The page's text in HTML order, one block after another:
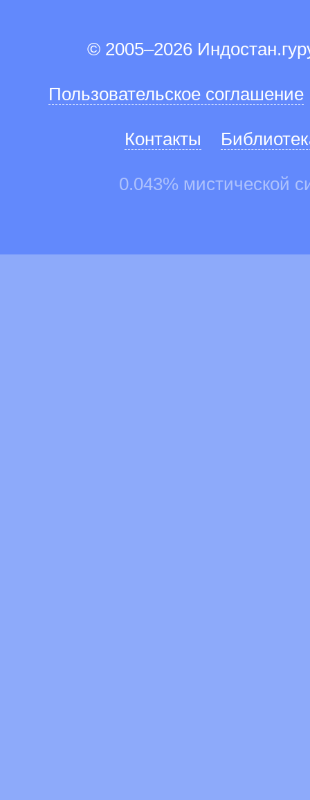
© 2005–2026
Пользовательское соглашение
Контакты
0.043% мистической